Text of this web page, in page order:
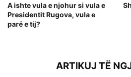
A ishte vula e njohur si vula e
Presidentit Rugova, vula e
parë e tij?
ARTIKUJ TË